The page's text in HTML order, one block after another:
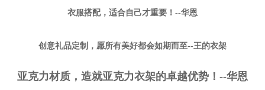
衣服搭配，适合自己才重要！--华恩
创意礼品定制，愿所有美好都会如期而至--王的衣架
亚克力材质，造就亚克力衣架的卓越优势！--华恩